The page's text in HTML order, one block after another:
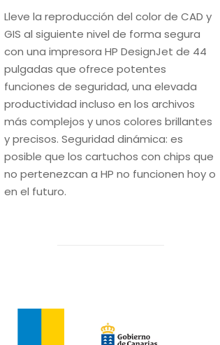
Lleve la reproducción del color de CAD y
GIS al siguiente nivel de forma segura
con una impresora HP DesignJet de 44
pulgadas que ofrece potentes
funciones de seguridad, una elevada
productividad incluso en los archivos
más complejos y unos colores brillantes
y precisos. Seguridad dinámica: es
posible que los cartuchos con chips que
no pertenezcan a HP no funcionen hoy o
en el futuro.